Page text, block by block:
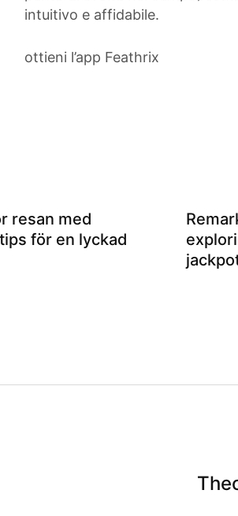
intuitivo e affidabile.
ottieni l’app Feathrix
resan med
för en lyckad